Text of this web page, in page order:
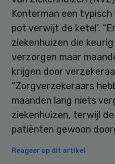
Konterman een typisch
pot verwijt de ketel’.
ziekenhuizen die
verzorgen maar
krijgen door
“Zorgverzekeraars
maanden lang niets
ziekenhuizen, terwijl
patiënten gewoon
Reageer op dit artikel